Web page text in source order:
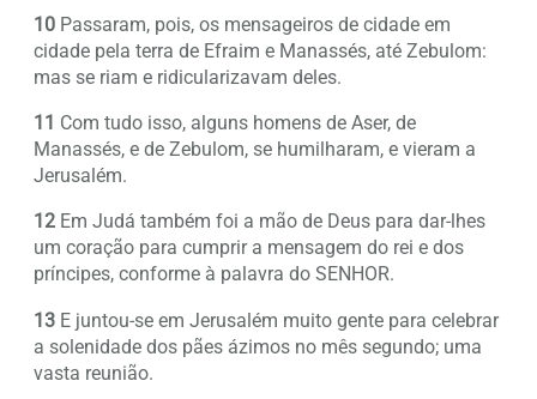
10 Passaram, pois, os mensageiros de cidade em
cidade pela terra de Efraim e Manassés, até Zebulom:
mas se riam e ridicularizavam deles.
11 Com tudo isso, alguns homens de Aser, de
Manassés, e de Zebulom, se humilharam, e vieram a
Jerusalém.
12 Em Judá também foi a mão de Deus para dar-lhes
um coração para cumprir a mensagem do rei e dos
príncipes, conforme à palavra do SENHOR.
13 E juntou-se em Jerusalém muito gente para celebrar
a solenidade dos pães ázimos no mês segundo; uma
vasta reunião.